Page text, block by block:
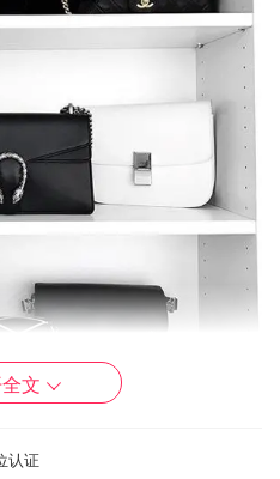
在里面塞满白纸团，
文
认证